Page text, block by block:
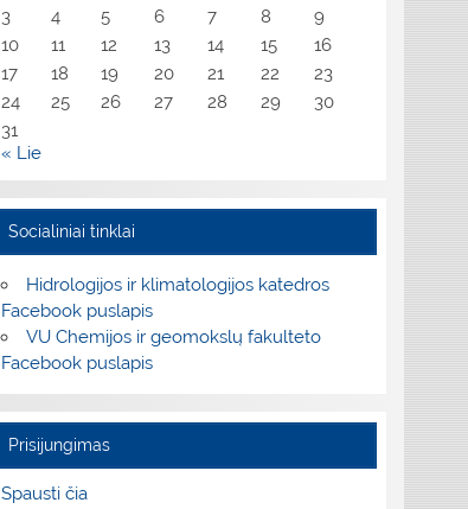
3
4 5 6 7 8
9
10
11 12 13 14 15
16
17
18 19 20 21 22
23
24
25 26 27 28 29
30
31
« Lie
Socialiniai tinklai
Hidrologijos ir klimatologijos katedros
Facebook puslapis
VU Chemijos ir geomokslų fakulteto
Facebook puslapis
Prisijungimas
Spausti čia